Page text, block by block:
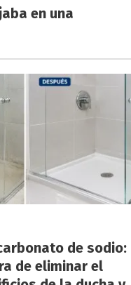
en una
de sodio:
de eliminar el